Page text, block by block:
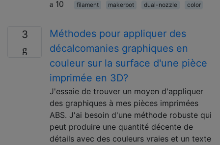
10
filament makerbot dual-nozzle color
3
Méthodes pour appliquer des
décalcomanies graphiques en
couleur sur la surface d'une pièce
imprimée en 3D?
J'essaie de trouver un moyen d'appliquer
des graphiques à mes pièces imprimées
ABS. J'ai besoin d'une méthode robuste qui
peut produire une quantité décente de
détails avec des couleurs vraies et un texte